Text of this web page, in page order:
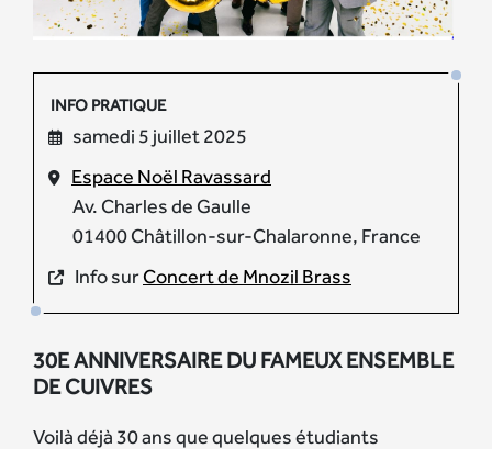
INFO PRATIQUE
samedi 5 juillet 2025
Espace Noël Ravassard
Av. Charles de Gaulle
01400 Châtillon-sur-Chalaronne, France
Info surConcert de Mnozil Brass
30E ANNIVERSAIRE DU FAMEUX ENSEMBLE
DE CUIVRES
Voilà déjà 30 ans que quelques étudiants